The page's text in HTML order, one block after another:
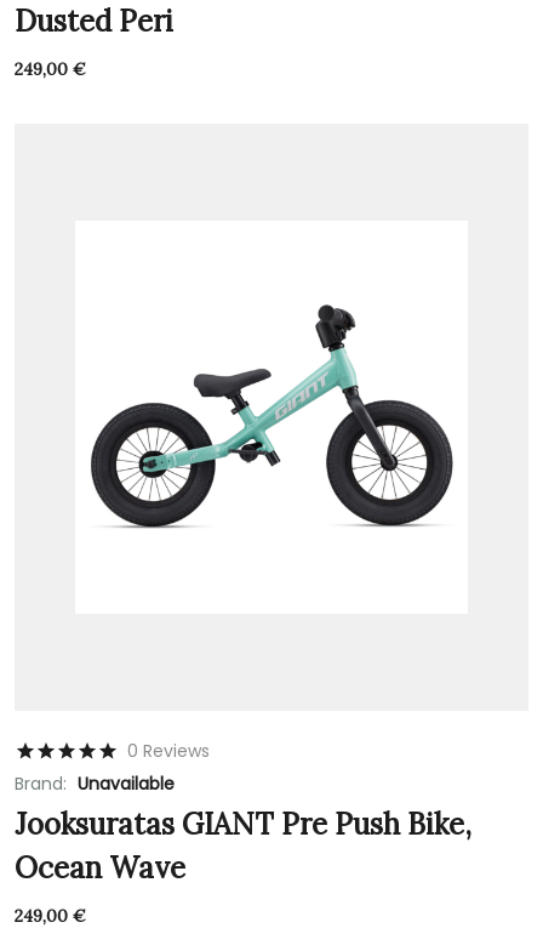
Dusted Peri
249,00 €
0 Reviews
Brand: Unavailable
Jooksuratas GIANT Pre Push Bike,
Ocean Wave
249,00 €